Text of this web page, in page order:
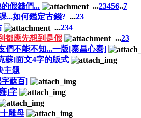
假錢們... ...23456..7
...如何鑑定古錢? ...23
...234
都應先想到是假 ...23
們不能不知...一版[泰昌心泰]
蘇]面文4字的版式
主题
蘇百]
]字
雕母